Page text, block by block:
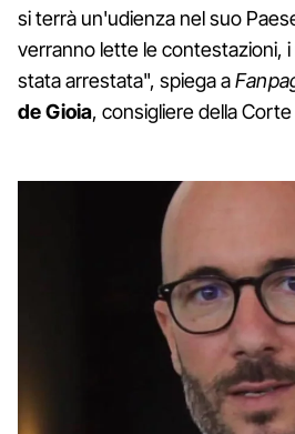
si terrà un'udienza nel suo
verranno lette le contestazioni, i
stata arrestata", spiega a
deGioia, consigliere della